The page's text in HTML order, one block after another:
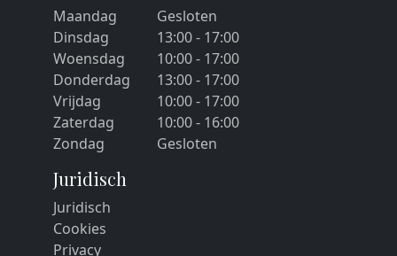
Maandag
Gesloten
Dinsdag
13:00 - 17:00
Woensdag
10:00 - 17:00
Donderdag
13:00 - 17:00
Vrijdag
10:00 - 17:00
Zaterdag
10:00 - 16:00
Zondag
Gesloten
Juridisch
Juridisch
Cookies
Privacy